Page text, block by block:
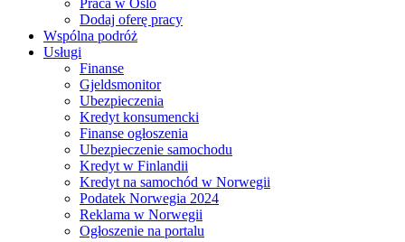
Praca w Oslo
Dodaj oferę pracy
Wspólna podróż
Usługi
Finanse
Gjeldsmonitor
Ubezpieczenia
Kredyt konsumencki
Finanse ogłoszenia
Ubezpieczenie samochodu
Kredyt w Finlandii
Kredyt na samochód w Norwegii
Podatek Norwegia 2024
Reklama w Norwegii
Ogłoszenie na portalu